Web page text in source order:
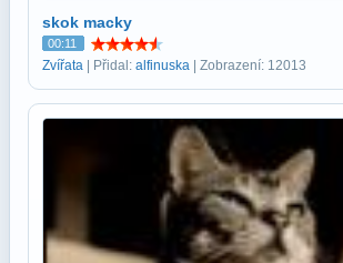
skok macky
00:11
Zvířata | Přidal: alfinuska | Zobrazení: 12013